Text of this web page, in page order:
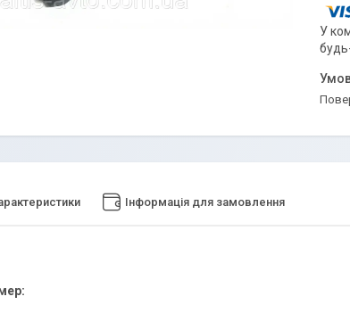
У
Інформація для замовлення